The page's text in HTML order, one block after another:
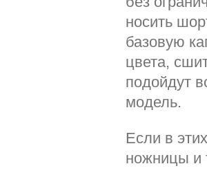
носить
базовую
цвета,
подойдут
модель.
Если в
ножницы и